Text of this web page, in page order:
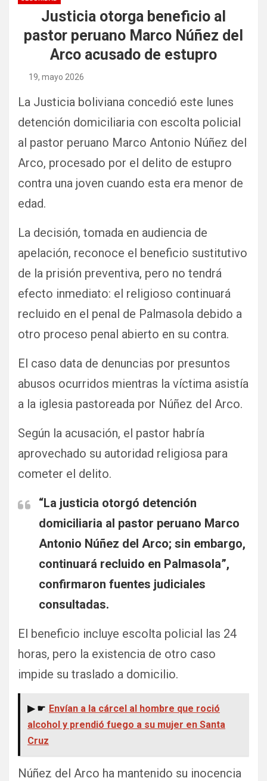
Justicia otorga beneficio al
pastor peruano Marco Núñez del
Arco acusado de estupro
19, mayo 2026
La Justicia boliviana concedió este lunes
detención domiciliaria con escolta policial
al pastor peruano Marco Antonio Núñez del
Arco, procesado por el delito de estupro
contra una joven cuando esta era menor de
edad.
La decisión, tomada en audiencia de
apelación, reconoce el beneficio sustitutivo
de la prisión preventiva, pero no tendrá
efecto inmediato: el religioso continuará
recluido en el penal de Palmasola debido a
otro proceso penal abierto en su contra.
El caso data de denuncias por presuntos
abusos ocurridos mientras la víctima asistía
a la iglesia pastoreada por Núñez del Arco.
Según la acusación, el pastor habría
aprovechado su autoridad religiosa para
cometer el delito.
“La justicia otorgó detención
domiciliaria al pastor peruano Marco
Antonio Núñez del Arco; sin embargo,
continuará recluido en Palmasola”,
confirmaron fuentes judiciales
consultadas.
El beneficio incluye escolta policial las 24
horas, pero la existencia de otro caso
impide su traslado a domicilio.
▶ ☛ Envían a la cárcel al hombre que roció
alcohol y prendió fuego a su mujer en Santa
Cruz
Núñez del Arco ha mantenido su inocencia